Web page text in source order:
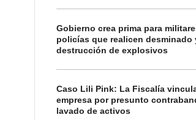
Gobierno crea prima para
policías que realicen desminado
destrucción de explosivos
Caso Lili Pink: La Fiscalía
empresa por presunto
lavado de activos